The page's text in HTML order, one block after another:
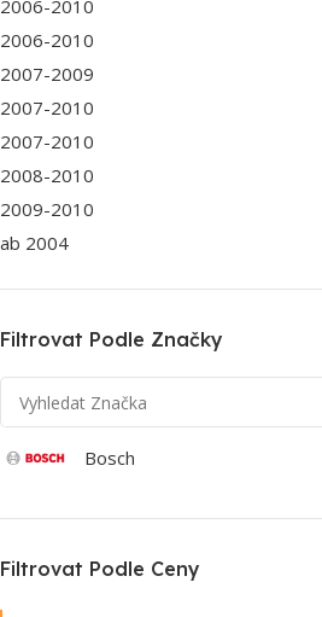
2006-2010
2006-2010
2007-2009
2007-2010
2007-2010
2008-2010
2009-2010
ab 2004
Filtrovat Podle Značky
Bosch
Filtrovat Podle Ceny